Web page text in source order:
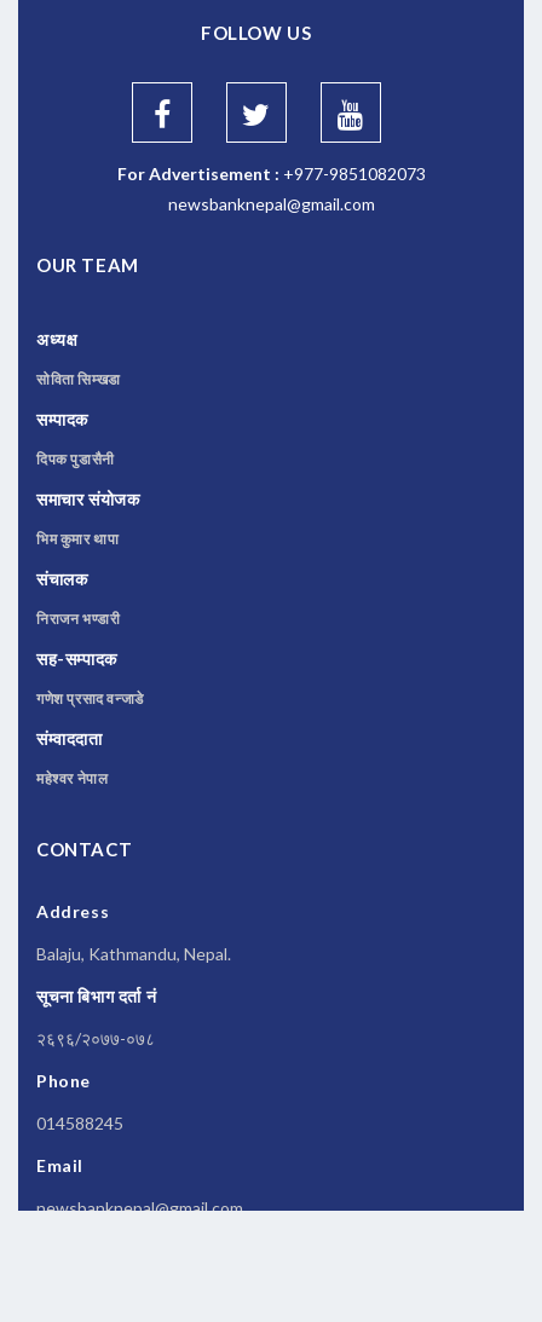
FOLLOW US
For Advertisement : +977-9851082073
newsbanknepal@gmail.com
OUR TEAM
अध्यक्ष
सोविता सिम्खडा
सम्पादक
दिपक पुडासैनी
समाचार संयोजक
भिम कुमार थापा
संचालक
निराजन भण्डारी
सह-सम्पादक
गणेश प्रसाद वन्जाडे
संम्वाददाता
महेश्वर नेपाल
CONTACT
Address
Balaju, Kathmandu, Nepal.
सूचना बिभाग दर्ता नं
२६९६/२०७७-०७८
Phone
014588245
Email
newsbanknepal@gmail.com